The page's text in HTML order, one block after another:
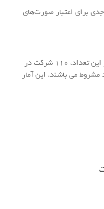
برای اعتبار صورت‌های
بزرگ اصل در اظهارات خود خبرداد: اکنون، سازمان حسابرسی 750 شرکت را به مسئولیت دارد که از این تعداد، 110 شرکت در
مشخص می کند 52 درصد گزارش‌های حسابرسی، مقبول و 46 درصد مشروط می باشند. این آمار